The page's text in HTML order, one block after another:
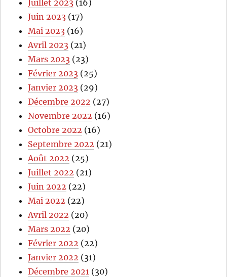
Juillet 2023 (16)
Juin 2023 (17)
Mai 2023 (16)
Avril 2023 (21)
Mars 2023 (23)
Février 2023 (25)
Janvier 2023 (29)
Décembre 2022 (27)
Novembre 2022 (16)
Octobre 2022 (16)
Septembre 2022 (21)
Août 2022 (25)
Juillet 2022 (21)
Juin 2022 (22)
Mai 2022 (22)
Avril 2022 (20)
Mars 2022 (20)
Février 2022 (22)
Janvier 2022 (31)
Décembre 2021 (30)